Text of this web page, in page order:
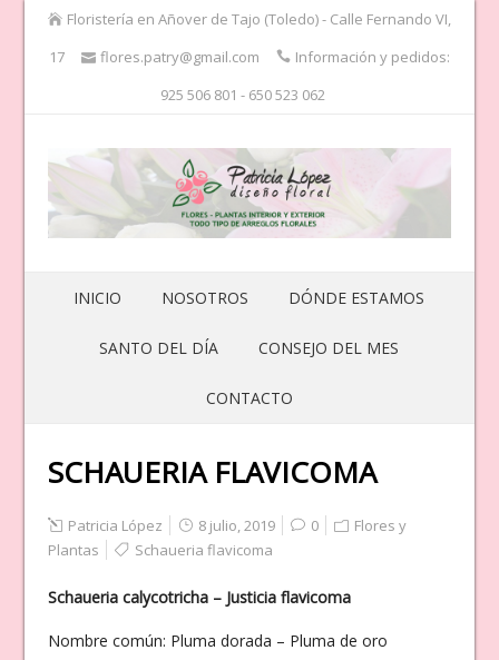
Floristería en Añover de Tajo (Toledo) - Calle Fernando VI,
17
flores.patry@gmail.com
Información y pedidos:
925 506 801 - 650 523 062
INICIO NOSOTROS DÓNDE ESTAMOS
SANTO DEL DÍA CONSEJO DEL MES
CONTACTO
SCHAUERIA FLAVICOMA
Patricia López 8 julio, 2019 0
Flores y
Plantas
Schaueria flavicoma
Schaueria calycotricha – Justicia flavicoma
Nombre común: Pluma dorada – Pluma de oro